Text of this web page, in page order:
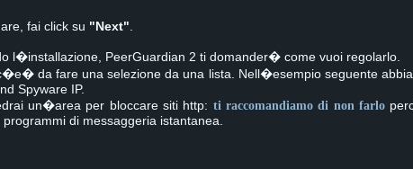
fai click su "Next"
l�installazione, PeerGuardian 2 ti domander� come vuoi regolarlo.
da fare una selezione da una lista. Nell�esempio seguente
Spyware IP.
un�area per bloccare siti http: ti raccomandiamo di non farlo
di messaggeria istantanea.